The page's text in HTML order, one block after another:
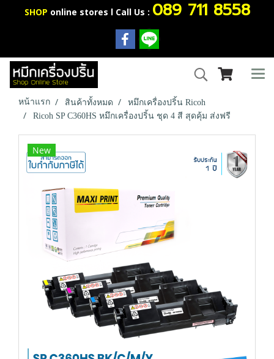
SHOP online stores l Call Us : 089 711 8558
หน้าแรก สินค้าทั้งหมด
หมึกเครื่องปริ้น Ricoh
Ricoh SP C360HS หมึกเครื่องปริ้น ชุด 4 สี สุดคุ้ม ส่งฟรี
New